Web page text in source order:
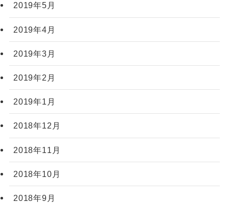
2019年5月
2019年4月
2019年3月
2019年2月
2019年1月
2018年12月
2018年11月
2018年10月
2018年9月